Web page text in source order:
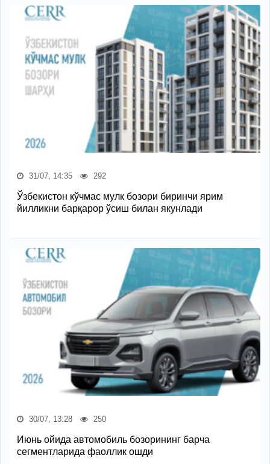
31/07, 14:35 292
Ўзбекистон кўчмас мулк бозори биринчи ярим
йилликни барқарор ўсиш билан якунлади
30/07, 13:28 250
Июнь ойида автомобиль бозорининг барча
сегментларида фаоллик ошди